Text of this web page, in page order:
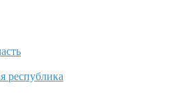
республика